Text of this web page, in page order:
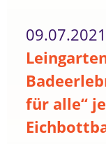
09.07.2021
für alle“